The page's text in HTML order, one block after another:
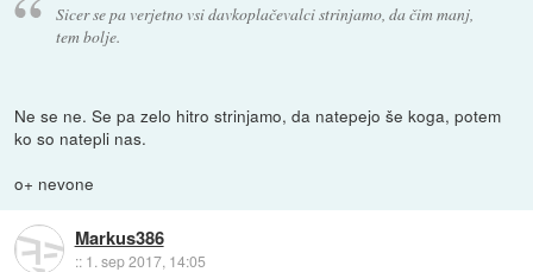
Sicer se pa verjetno vsi davkoplačevalci strinjamo, da čim manj,
tem bolje.
Ne se ne. Se pa zelo hitro strinjamo, da natepejo še koga, potem
ko so natepli nas.
o+ nevone
Markus386
:: 1. sep 2017, 14:05